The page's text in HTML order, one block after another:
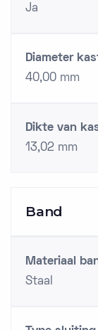
Ja
Diameter
40,00 mm
Dikte van
13,02 mm
Band
Materiaal
Staal